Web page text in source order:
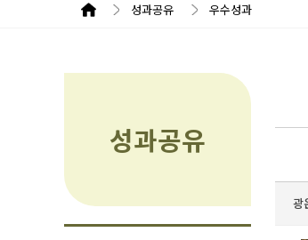
성과공유 우수성과
성과공유
광